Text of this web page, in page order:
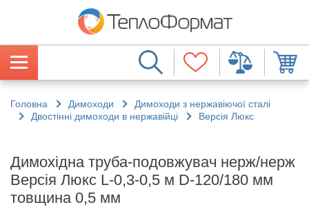
Головна Димоходи
Димоходи з нержавіючої сталі
Двостінні димоходи в нержавійці
Версія Люкс
Димохідна труба-подовжувач нерж/нерж
Версія Люкс L-0,3-0,5 м D-120/180 мм
товщина 0,5 мм